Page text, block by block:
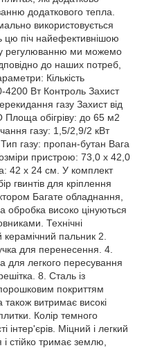
додаткового тепла.
використовується
цю піч найефективнішою
регулюванню ми можемо
до наших потреб,
Кількість
4200 Вт Контроль Захист
газу Захист від
обігріву: до 65 м2
газу: 1,5/2,9/2 кВт
газу: пропан-бутан Вага
пристрою: 73,0 x 42,0
42 х 24 см. У комплект
гвинтів для кріплення
Багате обладнання,
обробка високо цінуються
Технічні
пальник 2.
для перенесення. 4.
для легкого пересування
8. Сталь із
покриттям
також витримає високі
Колір темного
інтер'єрів. Міцний і легкий
стійко тримає землю,